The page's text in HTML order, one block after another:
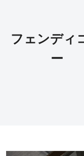
フェンディ
ー